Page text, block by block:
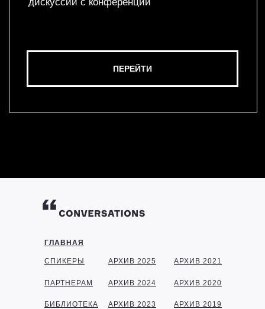
ГЛАВНАЯ
СПИКЕРЫ
ПАРТНЕРАМ
БИБЛИОТЕКА
АРХИВ 2025
АРХИВ 2024
АРХИВ 2023
АРХИВ 2021
АРХИВ 2020
АРХИВ 2019